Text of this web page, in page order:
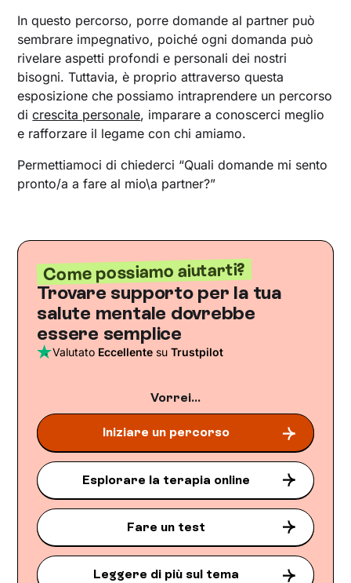
In questo percorso, porre domande al partner può
sembrare impegnativo, poiché ogni domanda può
rivelare aspetti profondi e personali dei nostri
bisogni. Tuttavia, è proprio attraverso questa
esposizione che possiamo intraprendere un percorso
dicrescita personale, imparare a conoscerci meglio
e rafforzare il legame con chi amiamo.
Permettiamoci di chiederci “Quali domande mi sento
pronto/a a fare al mio\a partner?”
Come possiamo aiutarti?
Trovare supporto per la tua
salute mentale dovrebbe
essere semplice
Valutato Eccellente suTrustpilot
Vorrei...
Iniziare un percorso
Esplorare la terapia online
Fare un test
Leggere di più sul tema